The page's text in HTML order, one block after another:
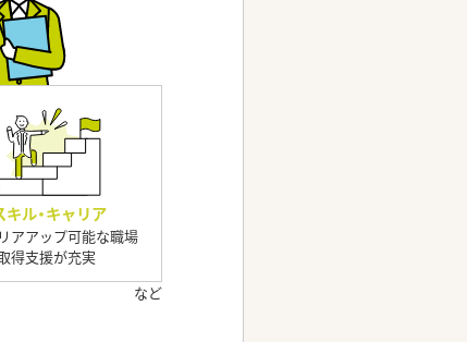
キル・キャリア
アアップ可能な職場
得支援が充実